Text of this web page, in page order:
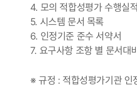
4. 모의 적합성평가 수행실적
5. 시스템 문서 목록
6. 인정기준 준수 서약서
7. 요구사항 조항 별 문서대
※ 규정 : 적합성평가기관 인